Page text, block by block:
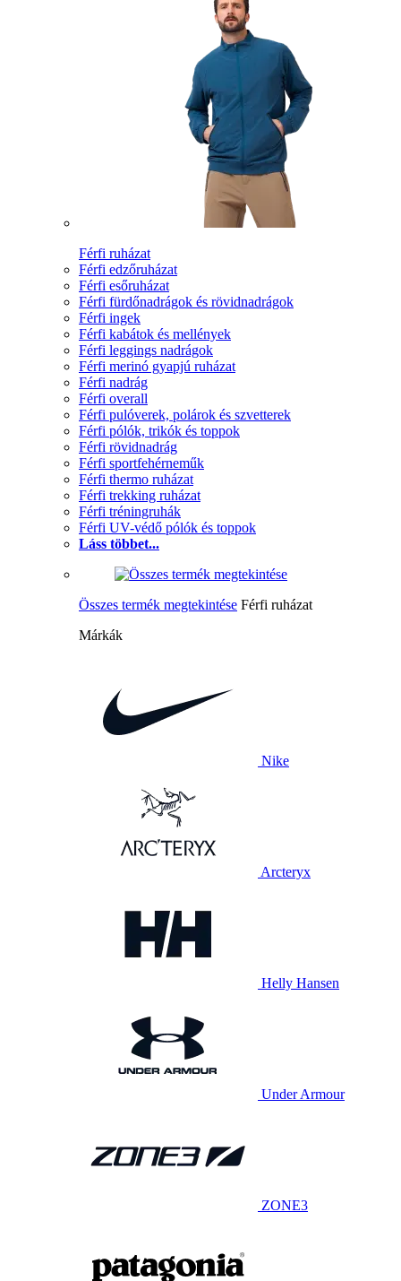
Férfi ruházat
Férfi edzőruházat
Férfi esőruházat
Férfi fürdőnadrágok és rövidnadrágok
Férfi ingek
Férfi kabátok és mellények
Férfi leggings nadrágok
Férfi merinó gyapjú ruházat
Férfi nadrág
Férfi overall
Férfi pulóverek, polárok és szvetterek
Férfi pólók, trikók és toppok
Férfi rövidnadrág
Férfi sportfehérneműk
Férfi thermo ruházat
Férfi trekking ruházat
Férfi tréningruhák
Férfi UV-védő pólók és toppok
Láss többet...
Összes termék megtekintése Férfi ruházat
Márkák
Nike
Arcteryx
Helly Hansen
Under Armour
ZONE3